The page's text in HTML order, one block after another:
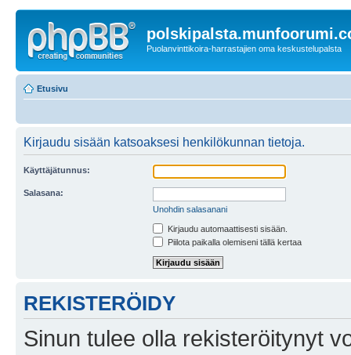
Puolanvinttikoira-harrastajien oma keskustelupalsta
Etusivu
Kirjaudu sisään katsoaksesi henkilökunnan tietoja.
Käyttäjätunnus:
Salasana:
Unohdin salasanani
Kirjaudu automaattisesti sisään.
Piilota paikalla olemiseni tällä kertaa
REKISTERÖIDY
Sinun tulee olla rekisteröitynyt